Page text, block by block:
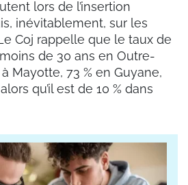
lors de l’insertion
inévitablement, sur les
Coj rappelle que le taux de
de 30 ans en Outre-
à Mayotte, 73 % en Guyane,
qu’il est de 10 % dans